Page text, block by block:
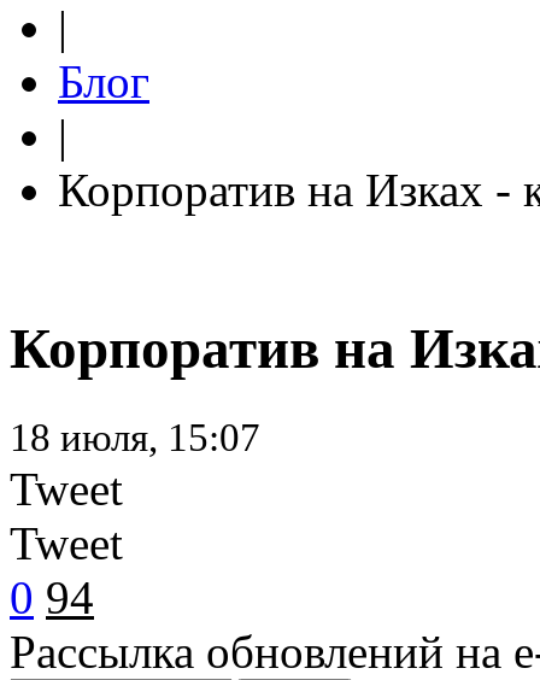
|
Блог
|
Корпоратив на Изках -
Корпоратив на
18 июля, 15:07
Tweet
Tweet
0 94
Рассылка обновлений на